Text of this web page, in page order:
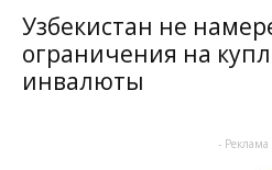
Узбекистан не
ограничения на
инвалюты
- Реклама